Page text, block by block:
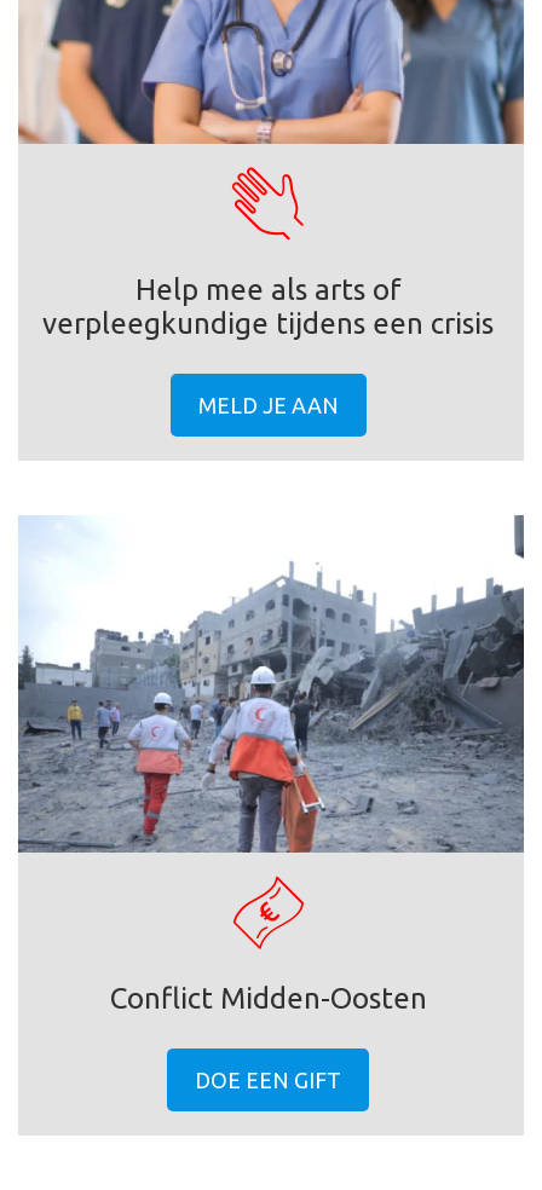
Help mee als arts of
verpleegkundige tijdens een crisis
MELD JE AAN
Conflict Midden-Oosten
DOE EEN GIFT